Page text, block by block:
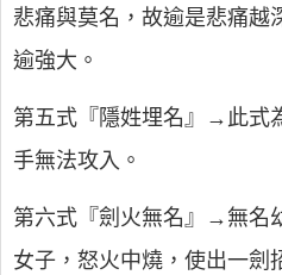
悲痛與莫名，故逾是悲痛越
逾強大。
第五式『隱姓埋名』→此式
手無法攻入。
第六式『劍火無名』→無名
女子，怒火中燒，使出一劍